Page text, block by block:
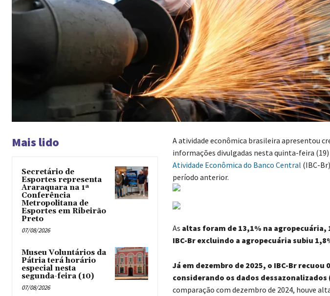
Mais lido
Secretário de
Esportes representa
Araraquara na 1ª
Conferência
Metropolitana de
Esportes em Ribeirão
Preto
07/08/2026
Museu Voluntários da
Pátria terá horário
especial nesta
segunda-feira (10)
07/08/2026
A atividade econômica brasileira apresentou
informações divulgadas nesta quinta-feira
Atividade Econômica do Banco Central (IBC-
período anterior.
As altas foram de 13,1% na agropecuária,
IBC-Br excluindo a agropecuária subiu
Já em dezembro de 2025, o IBC-Br
considerando os dados
comparação com dezembro de 2024, houve